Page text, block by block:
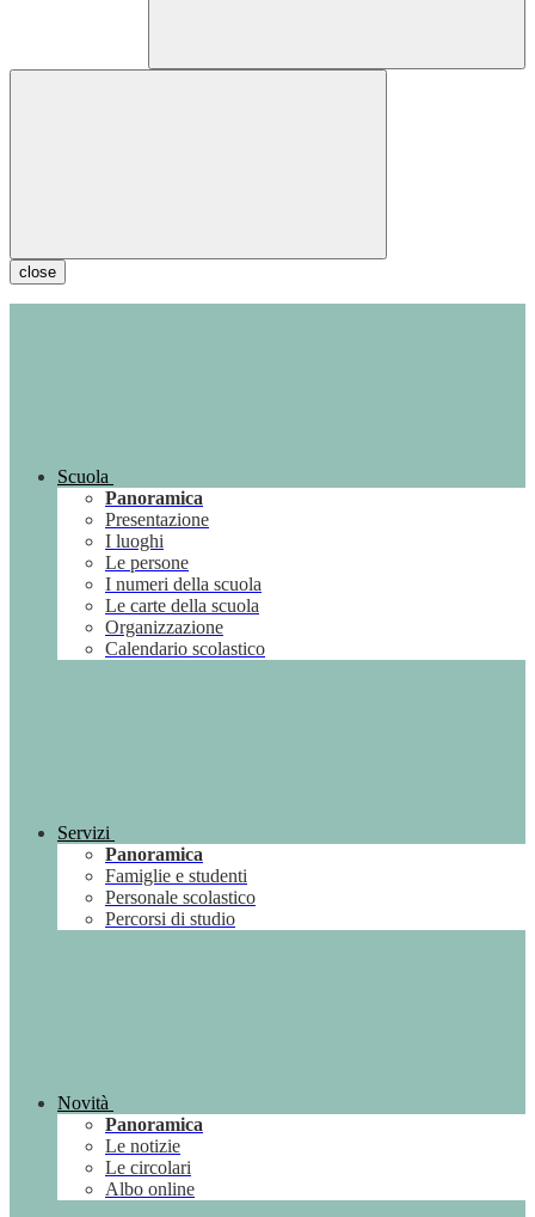
close
Scuola
Panoramica
Presentazione
I luoghi
Le persone
I numeri della scuola
Le carte della scuola
Organizzazione
Calendario scolastico
Servizi
Panoramica
Famiglie e studenti
Personale scolastico
Percorsi di studio
Novità
Panoramica
Le notizie
Le circolari
Albo online